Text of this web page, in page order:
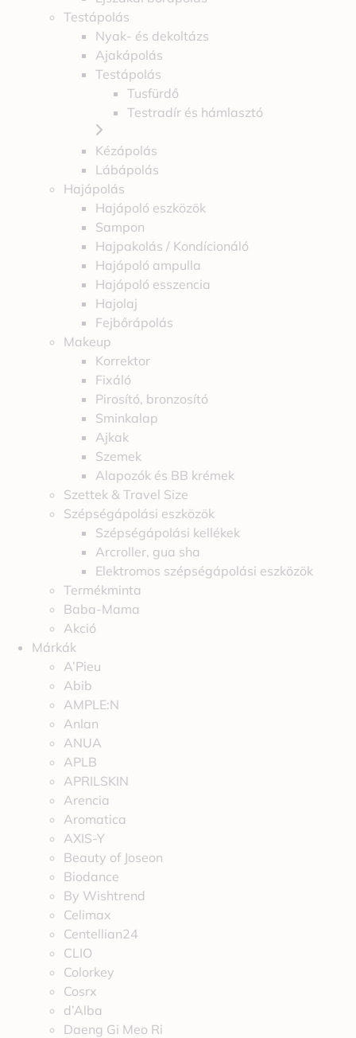
Testápolás
Nyak- és dekoltázs
Ajakápolás
Testápolás
Tusfürdő
Testradír és hámlasztó
Kézápolás
Lábápolás
Hajápolás
Hajápoló eszközök
Sampon
Hajpakolás / Kondícionáló
Hajápoló ampulla
Hajápoló esszencia
Hajolaj
Fejbőrápolás
Makeup
Korrektor
Fixáló
Pirosító, bronzosító
Sminkalap
Ajkak
Szemek
Alapozók és BB krémek
Szettek & Travel Size
Szépségápolási eszközök
Szépségápolási kellékek
Arcroller, gua sha
Elektromos szépségápolási eszközök
Termékminta
Baba-Mama
Akció
Márkák
A’Pieu
Abib
AMPLE:N
Anlan
ANUA
APLB
APRILSKIN
Arencia
Aromatica
AXIS-Y
Beauty of Joseon
Biodance
By Wishtrend
Celimax
Centellian24
CLIO
Colorkey
Cosrx
d’Alba
Daeng Gi Meo Ri